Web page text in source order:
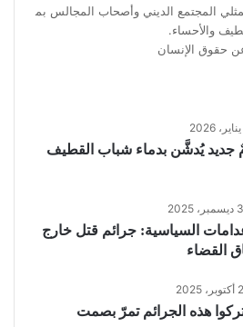
المجتمع الديني وأصحاب المجالس بم
والأحساء.
جديد يُدشَّن بدماء شباب القطيف
2025
السياسية: جرائم قتل خارج
القضاء
2025
هذه الجرائم تمرّ بصمت